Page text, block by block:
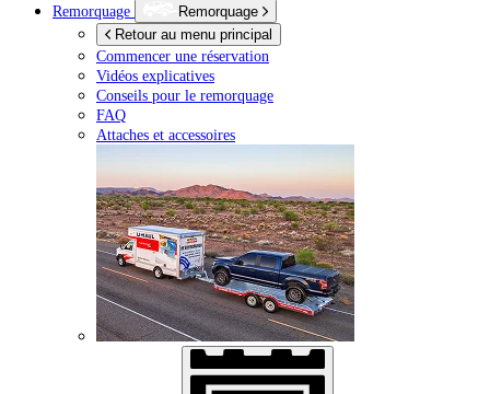
Remorquage
Remorquage
Retour au menu principal
Commencer une réservation
Vidéos explicatives
Conseils pour le remorquage
FAQ
Attaches et accessoires